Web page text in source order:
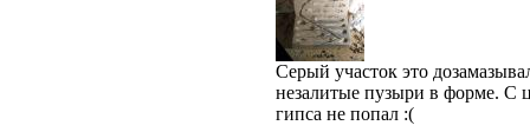
Серый участок это
незалитые пузыри в форме. С
гипса не попал :(